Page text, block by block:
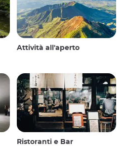
Attività all'aperto
Ristoranti e Bar